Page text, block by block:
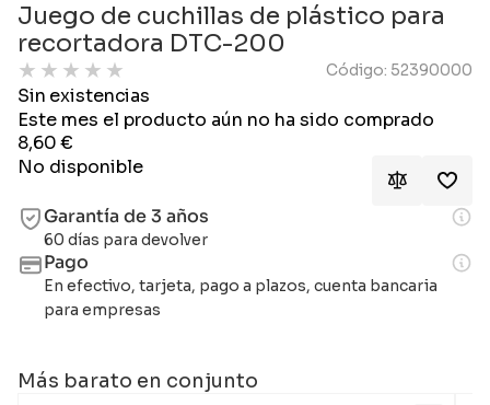
Juego de cuchillas de plástico para
recortadora DTC-200
★ ★ ★ ★ ★ Código: 52390000
Sin existencias
Este mes el producto aún no ha sido comprado
8,60€
No disponible
Garantía de 3 años
60 días para devolver
Pago
En efectivo, tarjeta, pago a plazos, cuenta bancaria
para empresas
Más barato en conjunto